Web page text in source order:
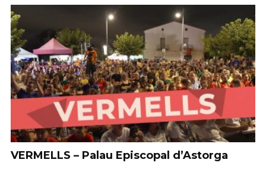
VERMELLS – Palau Episcopal d’Astorga